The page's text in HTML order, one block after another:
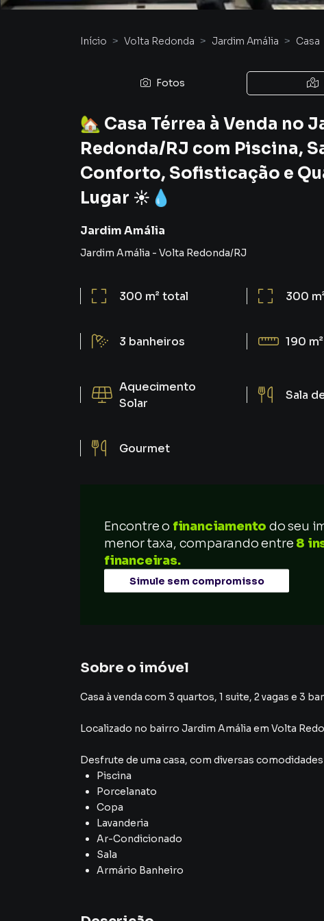
Início Volta Redonda Jardim Amália Casa
Fotos
🏡 Casa Térrea à Venda no
Redonda/RJ com Piscina,
Conforto, Sofisticação e
Lugar ☀️💧
Jardim Amália
Jardim Amália - Volta Redonda/RJ
300 m²total 300
3 banheiros 190 m²
Aquecimento
Solar
Sala
Gourmet
Encontre o financiamento do seu
menor taxa, comparando entre 8
financeiras.
Simule sem compromisso
Sobre o imóvel
Casa à venda com 3 quartos, 1 suite, 2 vagas e 3
Localizado no bairro Jardim Amália em Volta
Desfrute de uma casa, com diversas
Piscina
Porcelanato
Copa
Lavanderia
Ar-Condicionado
Sala
Armário Banheiro